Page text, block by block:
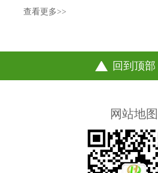
弈
查看更多>>
回到顶部
网站地图